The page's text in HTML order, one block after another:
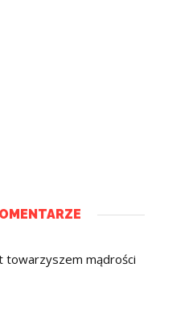
towarzyszem mądrości